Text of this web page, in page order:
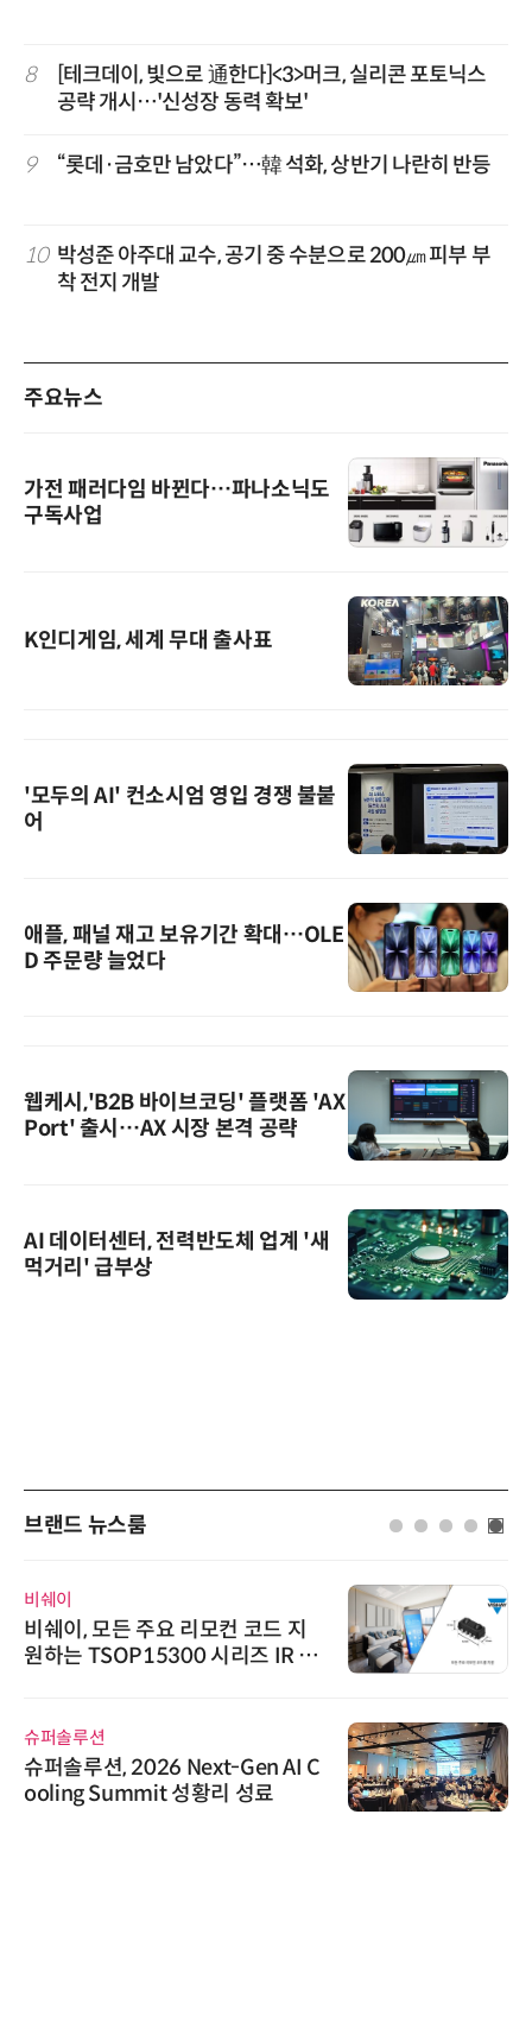
8
[테크데이, 빛으로 通한다]<3>머크, 실리콘 포토닉스
공략 개시…'신성장 동력 확보'
9 “롯데·금호만 남았다”…韓 석화, 상반기 나란히 반등
10 박성준 아주대 교수, 공기 중 수분으로 200㎛ 피부 부
착 전지 개발
주요뉴스
가전 패러다임 바뀐다…파나소닉도
구독사업
K인디게임, 세계 무대 출사표
'모두의 AI' 컨소시엄 영입 경쟁 불붙
어
애플, 패널 재고 보유기간 확대…OLE
D 주문량 늘었다
웹케시,'B2B 바이브코딩' 플랫폼 'AX
Port' 출시…AX 시장 본격 공략
AI 데이터센터, 전력반도체 업계 '새
먹거리' 급부상
브랜드 뉴스룸
디에스앤지, 'AI EXPO KOREA 20
26' 참가 성료… AI 전 생애주기 아
씨앤에프시스템, 오웬스그룹과 공
공 ERP·DX 사업 협력